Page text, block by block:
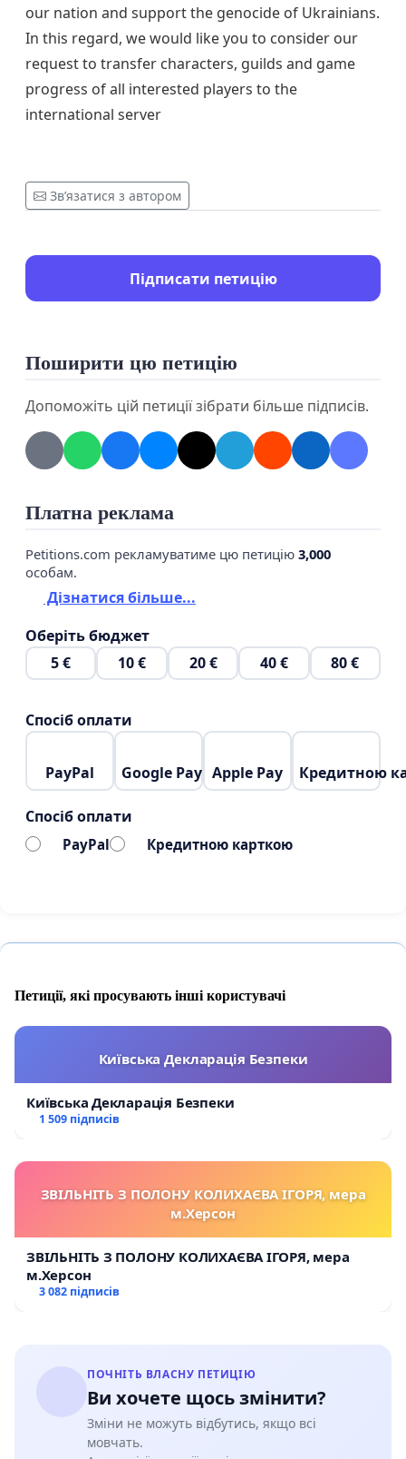
our nation and support the genocide of Ukrainians.
In this regard, we would like you to consider our
request to transfer characters, guilds and game
progress of all interested players to the
international server
Зв’язатися з автором
Підписати петицію
Поширити цю петицію
Допоможіть цій петиції зібрати більше підписів.
Платна реклама
Petitions.com рекламуватиме цю петицію 3,000
особам.
Дізнатися більше...
Оберіть бюджет
5 €
10 € 20 € 40 € 80 €
Спосіб оплати
PayPal Google Pay Apple Pay Кредитною
Спосіб оплати
PayPal Кредитною карткою
Петиції, які просувають інші користувачі
Київська Декларація Безпеки
Київська Декларація Безпеки
1 509 підписів
ЗВІЛЬНІТЬ З ПОЛОНУ КОЛИХАЄВА ІГОРЯ, мера
м.Херсон
ЗВІЛЬНІТЬ З ПОЛОНУ КОЛИХАЄВА ІГОРЯ, мера
м.Херсон
3 082 підписів
ПОЧНІТЬ ВЛАСНУ ПЕТИЦІЮ
Ви хочете щось змінити?
Зміни не можуть відбутись, якщо всі
мовчать.